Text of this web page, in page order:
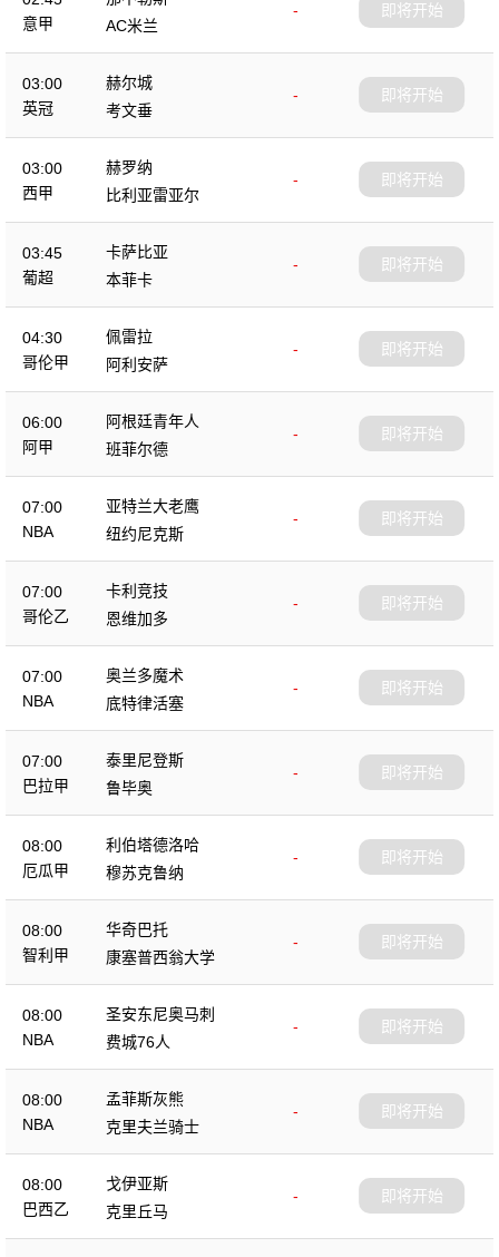
意甲
-
AC米兰
即将开始
03:00
英冠
赫尔城
-
考文垂
即将开始
03:00
西甲
赫罗纳
-
比利亚雷亚尔
即将开始
03:45
葡超
卡萨比亚
-
本菲卡
即将开始
04:30
哥伦甲
佩雷拉
-
阿利安萨
即将开始
06:00
阿甲
阿根廷青年人
-
班菲尔德
即将开始
07:00
NBA
亚特兰大老鹰
-
纽约尼克斯
即将开始
07:00
哥伦乙
卡利竞技
-
恩维加多
即将开始
07:00
NBA
奥兰多魔术
-
底特律活塞
即将开始
07:00
巴拉甲
泰里尼登斯
-
鲁毕奥
即将开始
08:00
厄瓜甲
利伯塔德洛哈
-
穆苏克鲁纳
即将开始
08:00
智利甲
华奇巴托
-
康塞普西翁大学
即将开始
08:00
NBA
圣安东尼奥马刺
-
费城76人
即将开始
08:00
NBA
孟菲斯灰熊
-
克里夫兰骑士
即将开始
08:00
巴西乙
戈伊亚斯
-
克里丘马
即将开始